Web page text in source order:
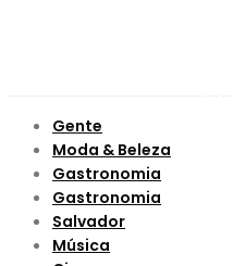
Gente
Moda & Beleza
Gastronomia
Gastronomia
Salvador
Música